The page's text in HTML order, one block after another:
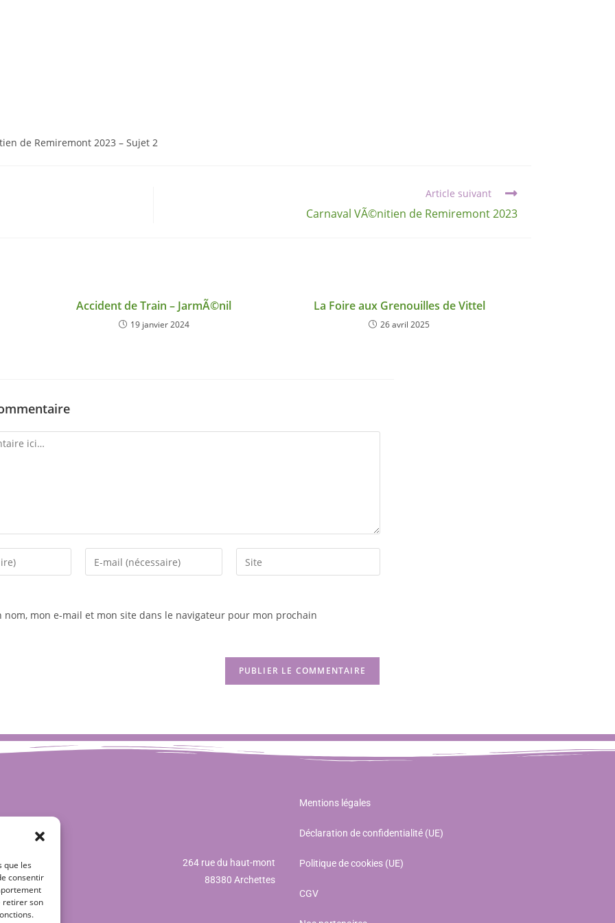
que les
consentir
retirer son
de Remiremont 2023 – Sujet 2
Article suivant
Carnaval VÃ©nitien de Remiremont 2023
Accident de Train – JarmÃ©nil
19 janvier 2024
La Foire aux Grenouilles de Vittel
26 avril 2025
nom, mon e-mail et mon site dans le navigateur pour mon prochain
264 rue du haut-mont
88380 Archettes
Mentions légales
Déclaration de confidentialité (UE)
Politique de cookies (UE)
CGV